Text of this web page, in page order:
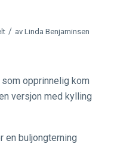
/ av Linda Benjaminsen
opprinnelig kom
versjon med kylling
en buljongterning